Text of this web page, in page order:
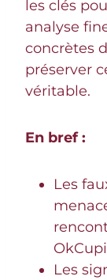
les clés
analyse
concrètes
préserver
véritable.
En bref :
Les
Les